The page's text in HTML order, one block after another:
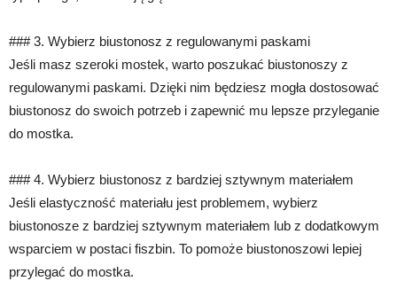
### 3. Wybierz biustonosz z regulowanymi paskami
Jeśli masz szeroki mostek, warto poszukać biustonoszy z
regulowanymi paskami. Dzięki nim będziesz mogła dostosować
biustonosz do swoich potrzeb i zapewnić mu lepsze przyleganie
do mostka.
### 4. Wybierz biustonosz z bardziej sztywnym materiałem
Jeśli elastyczność materiału jest problemem, wybierz
biustonosze z bardziej sztywnym materiałem lub z dodatkowym
wsparciem w postaci fiszbin. To pomoże biustonoszowi lepiej
przylegać do mostka.